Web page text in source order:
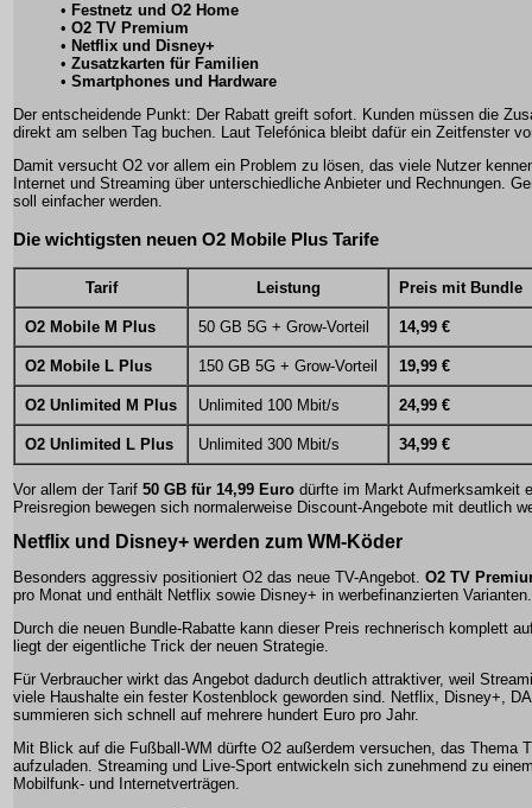
• Festnetz und O2 Home
• O2 TV Premium
• Netflix und Disney+
• Zusatzkarten für Familien
• Smartphones und Hardware
Der entscheidende Punkt: Der Rabatt greift sofort. Kunden müssen die
direkt am selben Tag buchen. Laut Telefónica bleibt dafür ein Zeitfenster
Damit versucht O2 vor allem ein Problem zu lösen, das viele Nutzer
Internet und Streaming über unterschiedliche Anbieter und Rechnungen.
soll einfacher werden.
Die wichtigsten neuen O2 Mobile Plus Tarife
Tarif Leistung Preis mit Bundle
O2 Mobile M Plus 50 GB 5G + Grow-Vorteil 14,99 €
O2 Mobile L Plus 150 GB 5G + Grow-Vorteil 19,99 €
O2 Unlimited M Plus Unlimited 100 Mbit/s 24,99 €
O2 Unlimited L Plus Unlimited 300 Mbit/s 34,99 €
Vor allem der Tarif 50 GB für 14,99 Euro dürfte im Markt Aufmerksamkeit
Preisregion bewegen sich normalerweise Discount-Angebote mit deutlich
Netflix und Disney+ werden zum WM-Köder
Besonders aggressiv positioniert O2 das neue TV-Angebot. O2 TV
pro Monat und enthält Netflix sowie Disney+ in werbefinanzierten Varianten.
Durch die neuen Bundle-Rabatte kann dieser Preis rechnerisch komplett
liegt der eigentliche Trick der neuen Strategie.
Für Verbraucher wirkt das Angebot dadurch deutlich attraktiver, weil
viele Haushalte ein fester Kostenblock geworden sind. Netflix, Disney+,
summieren sich schnell auf mehrere hundert Euro pro Jahr.
Mit Blick auf die Fußball-WM dürfte O2 außerdem versuchen, das Thema
aufzuladen. Streaming und Live-Sport entwickeln sich zunehmend zu
Mobilfunk- und Internetverträgen.